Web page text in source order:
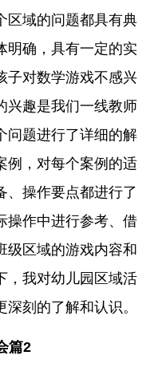
区域的问题都具有典
明确，具有一定的实
子对数学游戏不感兴
兴趣是我们一线教师
问题进行了详细的解
例，对每个案例的适
、操作要点都进行了
操作中进行参考、借
级区域的游戏内容和
，我对幼儿园区域活
刻的了解和认识。
篇2